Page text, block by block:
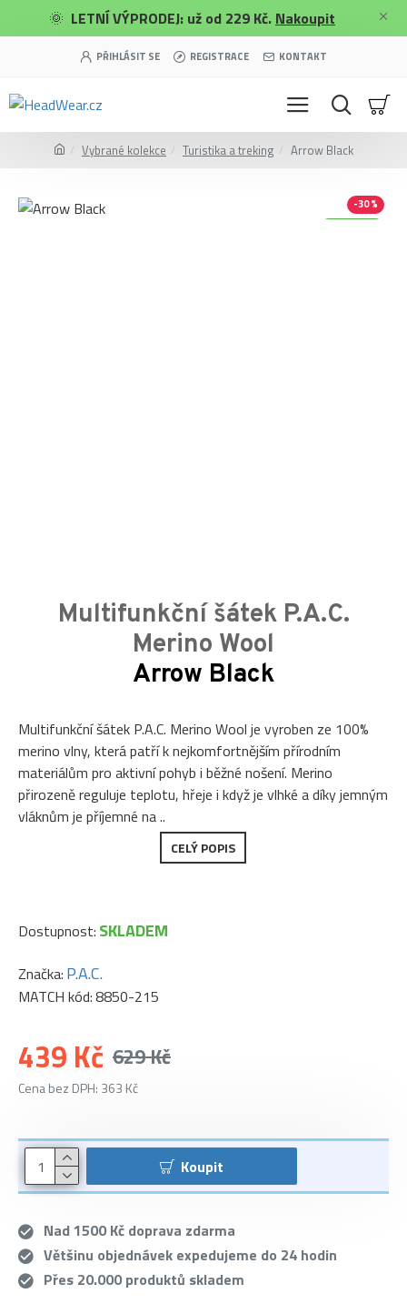
🌞 LETNÍ VÝPRODEJ: už od 229 Kč. Nakoupit
PŘIHLÁSIT SE REGISTRACE KONTAKT
Vybrané kolekce Turistika a treking Arrow Black
-30 %
Multifunkční šátek P.A.C.
Merino Wool
Arrow Black
Multifunkční šátek P.A.C. Merino Wool je vyroben ze 100%
merino vlny, která patří k nejkomfortnějším přírodním
materiálům pro aktivní pohyb i běžné nošení. Merino
přirozeně reguluje teplotu, hřeje i když je vlhké a díky jemným
vláknům je příjemné na ..
CELÝ POPIS
439 Kč 629 Kč
Cena bez DPH: 363 Kč
Dostupnost: SKLADEM
Značka: P.A.C.
MATCH kód:8850-215
Koupit
Nad 1500 Kč doprava zdarma
Většinu objednávek expedujeme do 24 hodin
Přes 20.000 produktů skladem